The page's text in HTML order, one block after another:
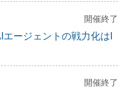
開催終了
ージェントの戦力化はI
開催終了